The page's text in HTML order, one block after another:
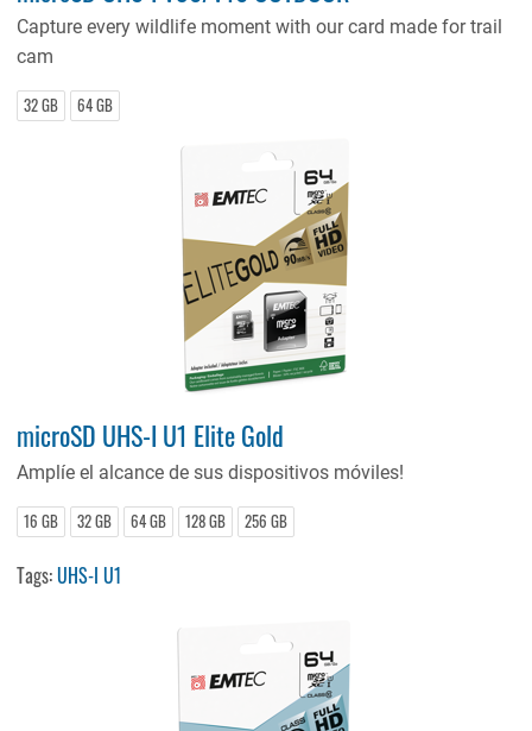
Capture every wildlife moment with our card made for trail
cam
32 GB 64 GB
microSD UHS-I U1 Elite Gold
Amplíe el alcance de sus dispositivos móviles!
16 GB 32 GB 64 GB 128 GB 256 GB
Tags:UHS-I U1